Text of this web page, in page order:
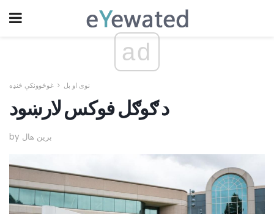
ad
نوی او بل غوڅوونکې څنډه
د ګوګل فوکس لارښود
by برین هال